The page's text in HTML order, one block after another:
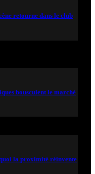
retourne dans le club
bousculent le marché
la proximité réinvente